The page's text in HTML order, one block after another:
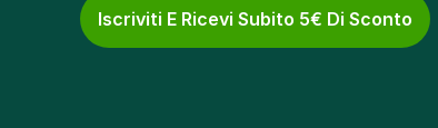
Iscriviti E Ricevi Subito 5€ Di Sconto